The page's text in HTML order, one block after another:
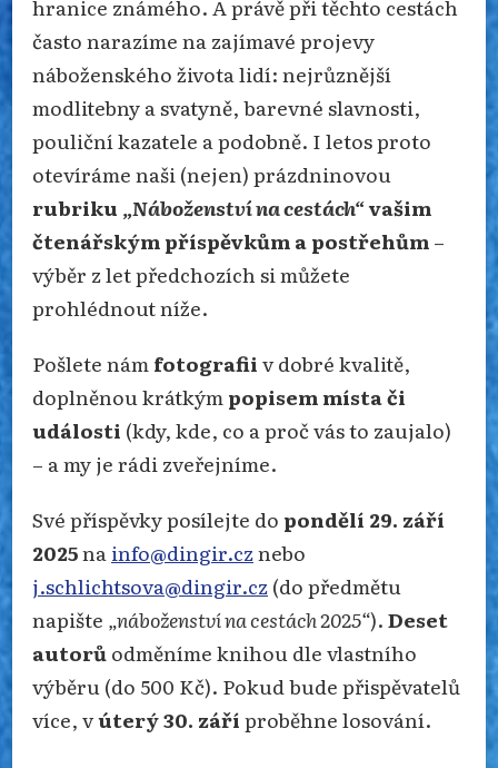
hranice známého. A právě při těchto cestách
často narazíme na zajímavé projevy
náboženského života lidí: nejrůznější
modlitebny a svatyně, barevné slavnosti,
pouliční kazatele a podobně. I letos proto
otevíráme naši (nejen) prázdninovou
rubriku „Náboženství na cestách“vašim
čtenářským příspěvkům a postřehům–
výběr z let předchozích si můžete
prohlédnout níže.
Pošlete námfotografiiv dobré kvalitě,
doplněnou krátkýmpopisem místa či
události (kdy, kde, co a proč vás to zaujalo)
– a my je rádi zveřejníme.
Své příspěvky posílejte do pondělí 29. září
2025nainfo@dingir.cznebo
j.schlichtsova@dingir.cz(do předmětu
napište „náboženství na cestách 2025“).Deset
autorůodměníme knihou dle vlastního
výběru (do 500 Kč). Pokud bude přispěvatelů
více, vúterý 30. záříproběhne losování.